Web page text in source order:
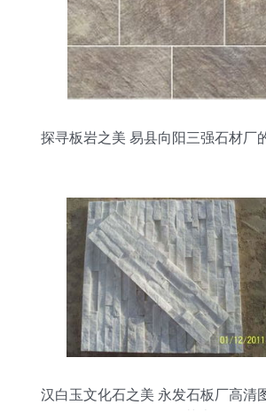
探寻板岩之美 易县向阳三强石材厂
汉白玉文化石之美 永发石板厂高清